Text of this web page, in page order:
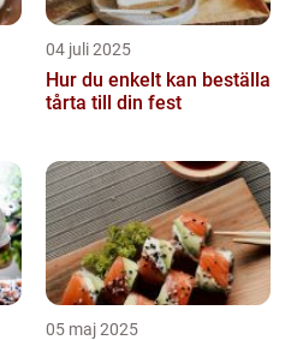
04 juli 2025
Hur du enkelt kan beställa
tårta till din fest
05 maj 2025